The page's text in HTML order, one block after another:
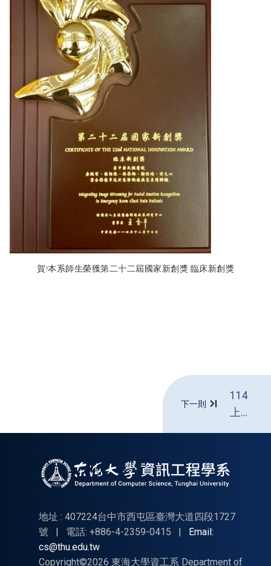
賀!本系師生榮獲第二十二屆國家新創獎 臨床新創獎
下一則
114
上大
交公
地址 : 407224台中市西屯區臺灣大道四段1727
號
| 電話: +886-4-2359-0415 |
Email:
cs@thu.edu.tw
Copyright©2026 東海大學資工系 Department of